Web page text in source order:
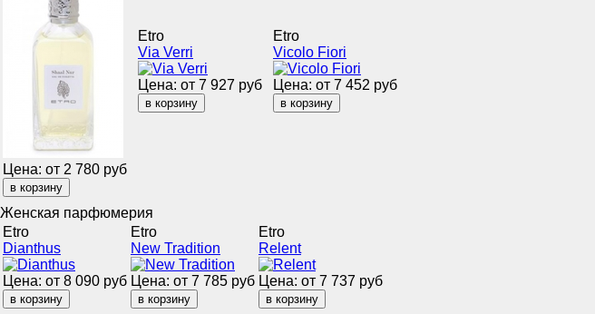
Цена: от 2 780 руб
Etro
Via Verri
Цена: от 7 927 руб
Etro
Vicolo Fiori
Цена: от 7 452 руб
Женская парфюмерия
Etro
Dianthus
Цена: от 8 090 руб
Etro
New Tradition
Цена: от 7 785 руб
Etro
Relent
Цена: от 7 737 руб